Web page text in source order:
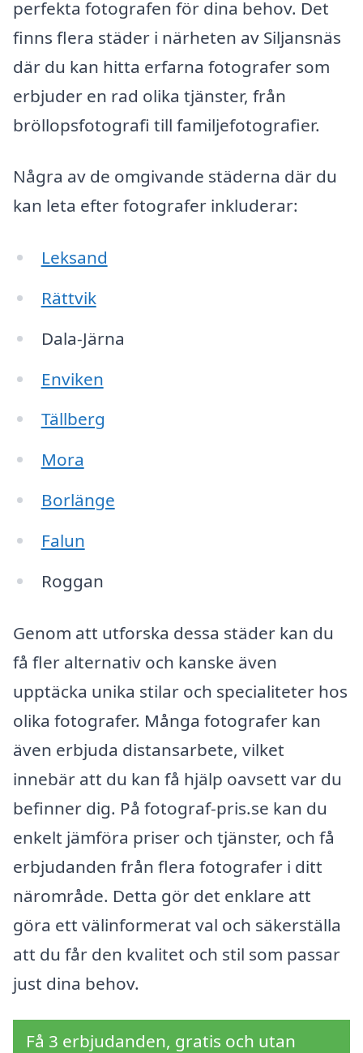
perfekta fotografen för dina behov. Det
finns flera städer i närheten av Siljansnäs
där du kan hitta erfarna fotografer som
erbjuder en rad olika tjänster, från
bröllopsfotografi till familjefotografier.
Några av de omgivande städerna där du
kan leta efter fotografer inkluderar:
Leksand
Rättvik
Dala-Järna
Enviken
Tällberg
Mora
Borlänge
Falun
Roggan
Genom att utforska dessa städer kan du
få fler alternativ och kanske även
upptäcka unika stilar och specialiteter hos
olika fotografer. Många fotografer kan
även erbjuda distansarbete, vilket
innebär att du kan få hjälp oavsett var du
befinner dig. På fotograf-pris.se kan du
enkelt jämföra priser och tjänster, och få
erbjudanden från flera fotografer i ditt
närområde. Detta gör det enklare att
göra ett välinformerat val och säkerställa
att du får den kvalitet och stil som passar
just dina behov.
Få 3 erbjudanden, gratis och utan